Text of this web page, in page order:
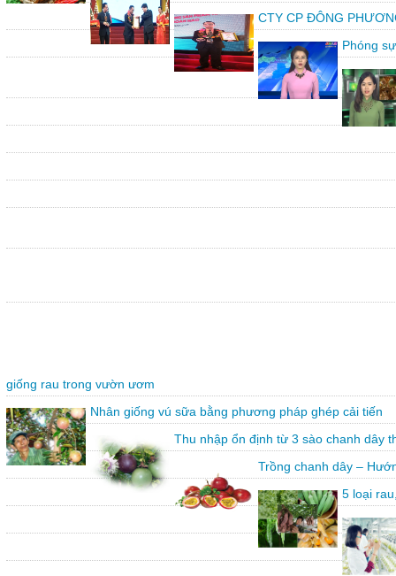
CTY CP ĐÔNG
Phóng
giống rau trong vườn ươm
Nhân giống vú sữa bằng phương pháp ghép cải tiến
Thu nhập ổn định từ 3 sào chanh dây
Trồng chanh dây –
5 loại